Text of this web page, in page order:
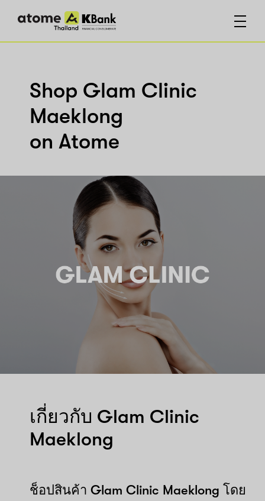
Shop Glam Clinic
Maeklong
on Atome
เกี่ยวกับ Glam Clinic
Maeklong
ช็อปสินค้า Glam Clinic Maeklong โดย